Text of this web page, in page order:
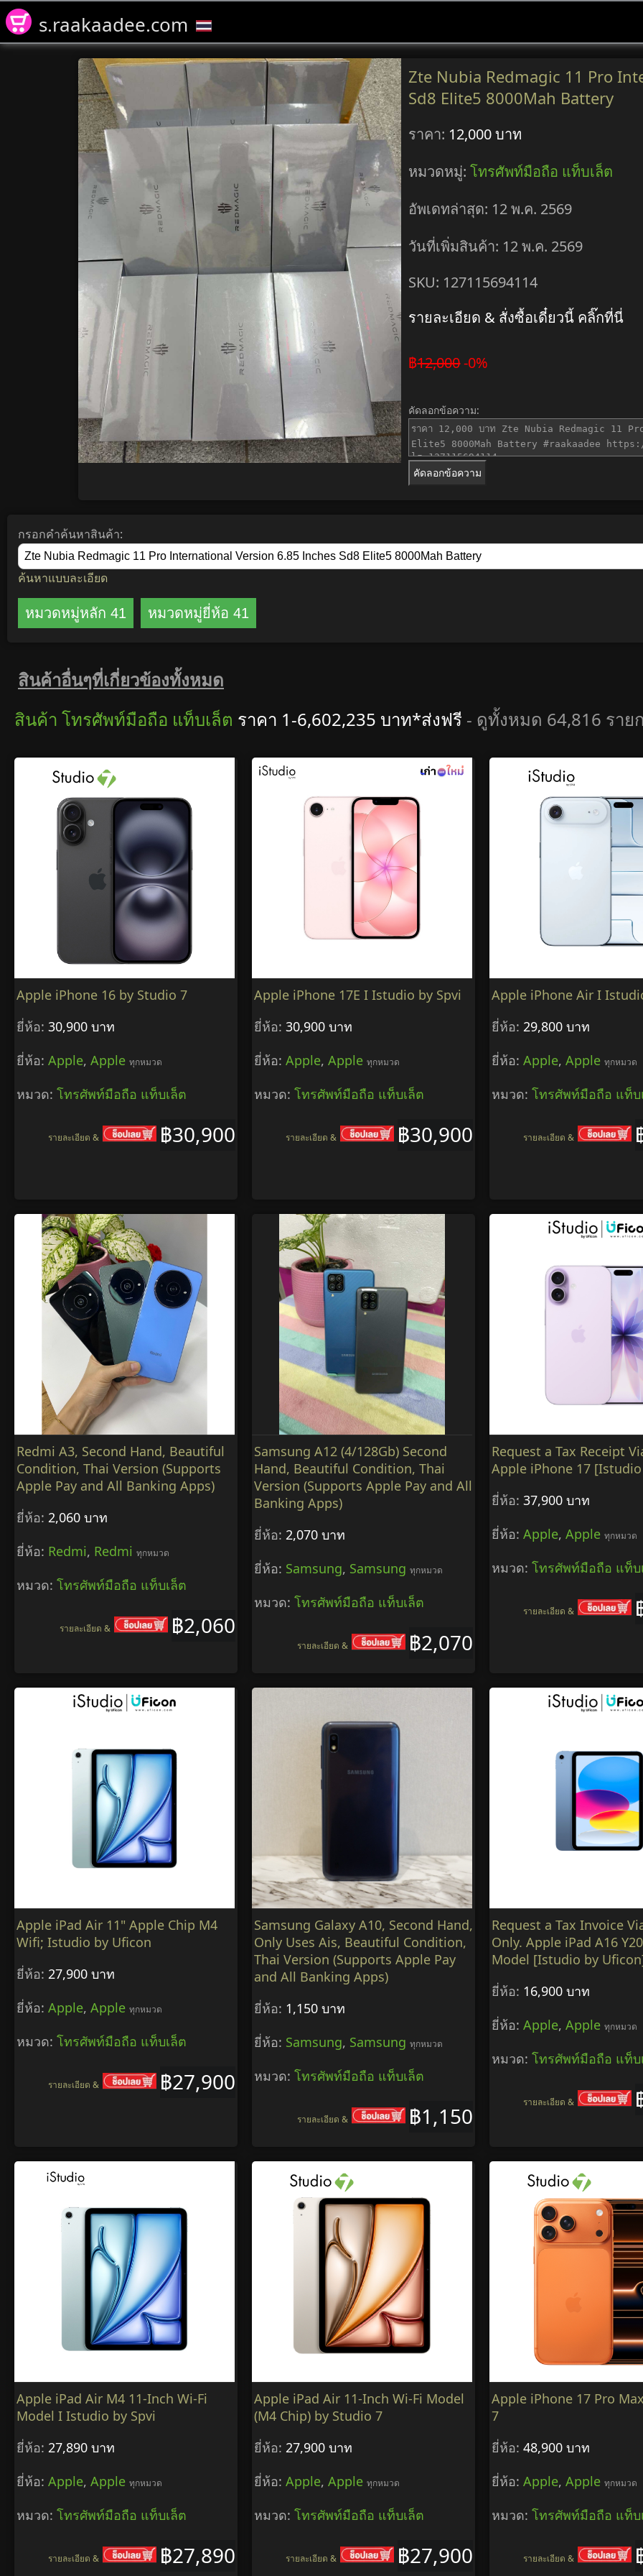
s.raakaadee.com
Zte Nubia Redmagic 11 Pro
Sd8 Elite5 8000Mah Battery
ราคา: 12,000 บาท
หมวดหมู่:โทรศัพท์มือถือ แท็บเล็ต
อัพเดทล่าสุด: 12 พ.ค. 2569
วันที่เพิ่มสินค้า: 12 พ.ค. 2569
SKU: 127115694114
รายละเอียด & สั่งซื้อเดี๋ยวนี้ คลิ๊กที่นี่
฿12,000-0%
คัดลอกข้อความ:
คัดลอกข้อความ
กรอกคำค้นหาสินค้า:
ค้นหาแบบละเอียด
หมวดหมู่หลัก 41 หมวดหมู่ยี่ห้อ 41
สินค้าอื่นๆที่เกี่ยวข้องทั้งหมด
สินค้า โทรศัพท์มือถือ แท็บเล็ต ราคา 1-6,602,235 บาท*ส่งฟรี - ดูทั้งหมด 64,816 ราย
Apple iPhone 16 by Studio 7
ยี่ห้อ: 30,900 บาท
ยี่ห้อ: Apple, Apple ทุกหมวด
หมวด: โทรศัพท์มือถือ แท็บเล็ต
฿30,900
รายละเอียด &
Apple iPhone 17E I Istudio by Spvi
ยี่ห้อ: 30,900 บาท
ยี่ห้อ: Apple, Apple ทุกหมวด
หมวด: โทรศัพท์มือถือ แท็บเล็ต
฿30,900
รายละเอียด &
Apple iPhone Air I
ยี่ห้อ: 29,800 บาท
ยี่ห้อ: Apple, Apple ทุกหมวด
หมวด: โทรศัพท์มือถือ แท็บ
รายละเอียด &
Redmi A3, Second Hand, Beautiful
Condition, Thai Version (Supports
Apple Pay and All Banking Apps)
ยี่ห้อ: 2,060 บาท
ยี่ห้อ: Redmi, Redmi ทุกหมวด
หมวด: โทรศัพท์มือถือ แท็บเล็ต
฿2,060
รายละเอียด &
Samsung A12 (4/128Gb) Second
Hand, Beautiful Condition, Thai
Version (Supports Apple Pay and All
Banking Apps)
ยี่ห้อ: 2,070 บาท
ยี่ห้อ: Samsung, Samsung ทุกหมวด
หมวด: โทรศัพท์มือถือ แท็บเล็ต
฿2,070
รายละเอียด &
Request a Tax Receipt
Apple iPhone 17
ยี่ห้อ: 37,900 บาท
ยี่ห้อ: Apple, Apple ทุกหมวด
หมวด: โทรศัพท์มือถือ แท็บ
รายละเอียด &
Apple iPad Air 11" Apple Chip M4
Wifi; Istudio by Uficon
ยี่ห้อ: 27,900 บาท
ยี่ห้อ: Apple, Apple ทุกหมวด
หมวด: โทรศัพท์มือถือ แท็บเล็ต
฿27,900
รายละเอียด &
Samsung Galaxy A10, Second Hand,
Only Uses Ais, Beautiful Condition,
Thai Version (Supports Apple Pay
and All Banking Apps)
ยี่ห้อ: 1,150 บาท
ยี่ห้อ: Samsung, Samsung ทุกหมวด
หมวด: โทรศัพท์มือถือ แท็บเล็ต
฿1,150
รายละเอียด &
Request a Tax Invoice
Only. Apple iPad A16
Model [Istudio by
ยี่ห้อ: 16,900 บาท
ยี่ห้อ: Apple, Apple ทุกหมวด
หมวด: โทรศัพท์มือถือ แท็บ
รายละเอียด &
Apple iPad Air M4 11-Inch Wi-Fi
Model I Istudio by Spvi
ยี่ห้อ: 27,890 บาท
ยี่ห้อ: Apple, Apple ทุกหมวด
หมวด: โทรศัพท์มือถือ แท็บเล็ต
฿27,890
รายละเอียด &
Apple iPad Air 11-Inch Wi-Fi Model
(M4 Chip) by Studio 7
ยี่ห้อ: 27,900 บาท
ยี่ห้อ: Apple, Apple ทุกหมวด
หมวด: โทรศัพท์มือถือ แท็บเล็ต
฿27,900
รายละเอียด &
Apple iPhone 17 Pro
7
ยี่ห้อ: 48,900 บาท
ยี่ห้อ: Apple, Apple ทุกหมวด
หมวด: โทรศัพท์มือถือ แท็บ
รายละเอียด &